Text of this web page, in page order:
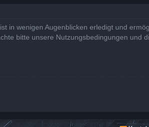
wenigen Augenblicken erledigt und
bitte unsere Nutzungsbedingungen und